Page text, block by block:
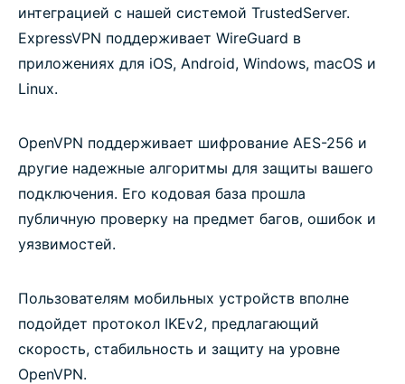
интеграцией с нашей системой TrustedServer.
ExpressVPN поддерживает WireGuard в
приложениях для iOS, Android, Windows, macOS и
Linux.
OpenVPN поддерживает шифрование AES-256 и
другие надежные алгоритмы для защиты вашего
подключения. Его кодовая база прошла
публичную проверку на предмет багов, ошибок и
уязвимостей.
Пользователям мобильных устройств вполне
подойдет протокол IKEv2, предлагающий
скорость, стабильность и защиту на уровне
OpenVPN.